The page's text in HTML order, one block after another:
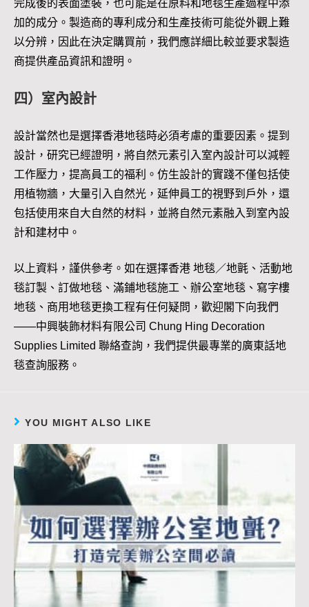
完成後的表面塗裝，也可能是在原料和地毯生產過程中添
加的成分。製造商的專利成分和生產技術可能從外觀上難
以分辨，因此在決定購買前，我們應詳細比較並要求製造
商提供產品資訊和證明。
四）室內設計
設計當然也是選擇香港地毯時必須考慮的重要因素。提到
設計，研究已經證明，將自然元素引入室內設計可以減輕
工作壓力，提高員工的福利。仿生設計的實踐不僅包括使
用植物牆，大量引入自然光，延伸員工的視野到戶外，還
包括使用來自大自然的材料，並將自然元素融入到室內設
計和建材中。
以上資料，謹供參考。如在選擇香港 地毯／地氈、活動地
毯訂製、訂做地毯、滿鋪地毯施工、辦公室地毯、寫字樓
地毯、商用地毯更換工程有任何疑問，歡迎閣下向我們
——中興裝飾材料有限公司 Chung Hing Decoration
Supplies Limited 聯絡查詢，我們提供最專業的廣東話地
毯查詢服務。
YOU MIGHT ALSO LIKE